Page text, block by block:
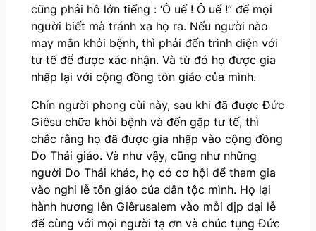
cũng phải hô lớn tiếng : ‘Ô uế ! Ô uế !” để mọi
người biết mà tránh xa họ ra. Nếu người nào
may mắn khỏi bệnh, thì phải đến trình diện với
tư tế để được xác nhận. Và từ đó họ được gia
nhập lại với cộng đồng tôn giáo của mình.
Chín người phong cùi này, sau khi đã được Đức
Giêsu chữa khỏi bệnh và đến gặp tư tế, thì
chắc rằng họ đã được gia nhập vào cộng đồng
Do Thái giáo. Và như vậy, cũng như những
người Do Thái khác, họ có cơ hội để tham gia
vào nghi lễ tôn giáo của dân tộc mình. Họ lại
hành hương lên Giêrusalem vào mỗi dịp đại lễ
để cùng với mọi người tạ ơn và chúc tụng Đức